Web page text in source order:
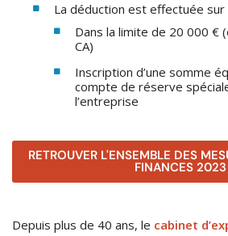
La déduction est effectuée sur
Dans la limite de 20 000 €
CA)
Inscription d’une somme
compte de réserve
l’entreprise
RETROUVER L'ENSEMBLE DES
FINANCES 2023
Depuis plus de 40 ans, le cabinet